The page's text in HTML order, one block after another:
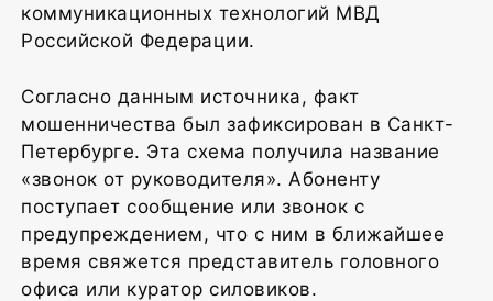
коммуникационных технологий МВД
Российской Федерации.
Согласно данным источника, факт
мошенничества был зафиксирован в Санкт-
Петербурге. Эта схема получила название
«звонок от руководителя». Абоненту
поступает сообщение или звонок с
предупреждением, что с ним в ближайшее
время свяжется представитель головного
офиса или куратор силовиков.